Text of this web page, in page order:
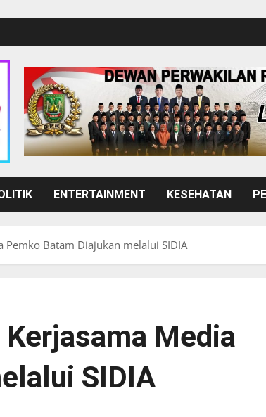
ENTERTAINMENT KESEHATAN
Batam Diajukan melalui SIDIA
Media
SIDIA